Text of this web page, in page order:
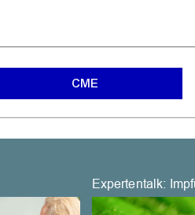
CME
Expertentalk: